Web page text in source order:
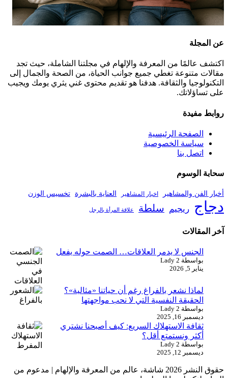
عن المجلة
اكتشف عالمًا من المعرفة والإلهام في مجلتنا الشاملة، حيث تجد
مقالات متنوعة تغطي جميع جوانب الحياة، من الصحة والجمال إلى
التكنولوجيا والثقافة. هدفنا هو تقديم محتوى غني يثري يومك ويجيب
على تساؤلاتك.
روابط مفيدة
الصفحة الرئيسية
سياسة الخصوصية
اتصل بنا
سحابة الوسوم
أخبار الفن والمشاهير اخبار المشاهير العناية بالبشرة تخسيس الوزن
دجاج ريجيم سلطة علاقة المرأة بالرجل
آخر المقالات
الجنس لا يدمر العلاقات… الصمت حوله يفعل
بواسطة Lady 2
يناير 5, 2026
لماذا نشعر بالفراغ رغم أن حياتنا «مثالية»؟
الحقيقة النفسية التي لا نحب مواجهتها
بواسطة Lady 2
ديسمبر 16, 2025
ثقافة الاستهلاك السريع: كيف أصبحنا نشتري
أكثر ونستمتع أقل؟
بواسطة Lady 2
ديسمبر 12, 2025
حقوق النشر 2026 شاشة، عالم من المعرفة والإلهام | مدعوم من